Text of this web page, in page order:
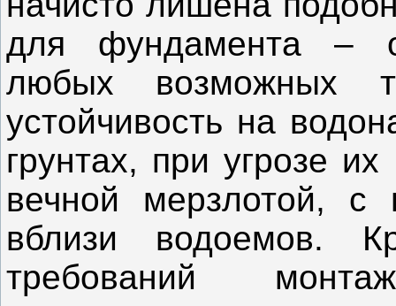
для фундамента –
любых возможных
устойчивость на
грунтах, при угрозе
вечной мерзлотой, с
вблизи водоемов.
требований